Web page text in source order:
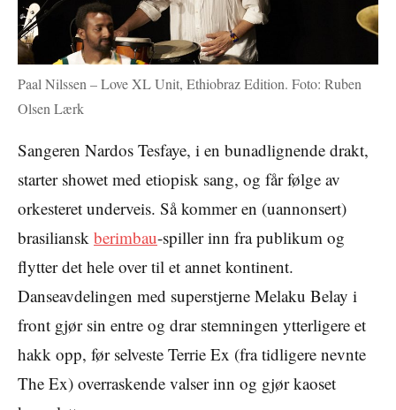
Paal Nilssen – Love XL Unit, Ethiobraz Edition. Foto: Ruben
Olsen Lærk
Sangeren Nardos Tesfaye, i en bunadlignende drakt,
starter showet med etiopisk sang, og får følge av
orkesteret underveis. Så kommer en (uannonsert)
brasiliansk berimbau-spiller inn fra publikum og
flytter det hele over til et annet kontinent.
Danseavdelingen med superstjerne Melaku Belay i
front gjør sin entre og drar stemningen ytterligere et
hakk opp, før selveste Terrie Ex (fra tidligere nevnte
The Ex) overraskende valser inn og gjør kaoset